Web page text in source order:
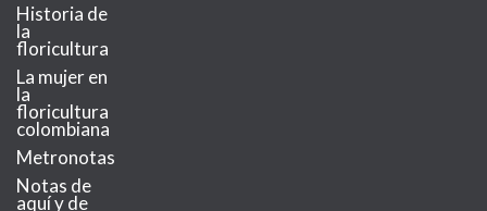
Historia de
la
floricultura
La mujer en
la
floricultura
colombiana
Metronotas
Notas de
aquí y de